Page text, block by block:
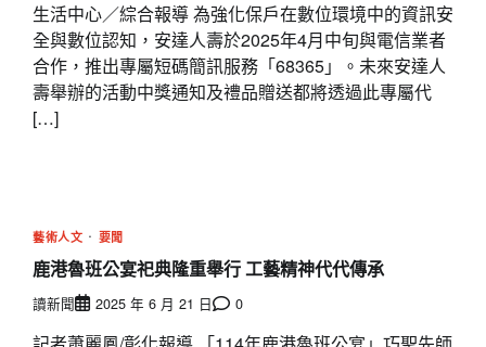
生活中心／綜合報導 為強化保戶在數位環境中的資訊安
全與數位認知，安達人壽於2025年4月中旬與電信業者
合作，推出專屬短碼簡訊服務「68365」。未來安達人
壽舉辦的活動中獎通知及禮品贈送都將透過此專屬代
[…]
藝術人文 要聞
鹿港魯班公宴祀典隆重舉行 工藝精神代代傳承
讀新聞 2025 年 6 月 21 日 0